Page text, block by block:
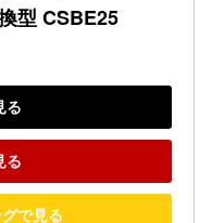
型 CSBE25
る
る
で見る